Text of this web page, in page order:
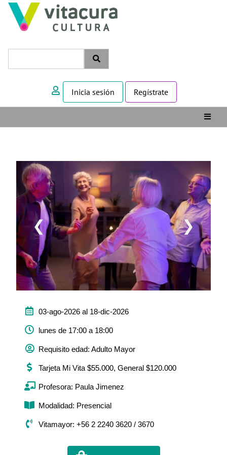
Inicia sesión Regístrate
❮ ❯
03-ago-2026 al 18-dic-2026
lunes de 17:00 a 18:00
Requisito edad: Adulto Mayor
Tarjeta Mi Vita $55.000, General $120.000
Profesora: Paula Jimenez
Modalidad: Presencial
Vitamayor: +56 2 2240 3620 / 3670